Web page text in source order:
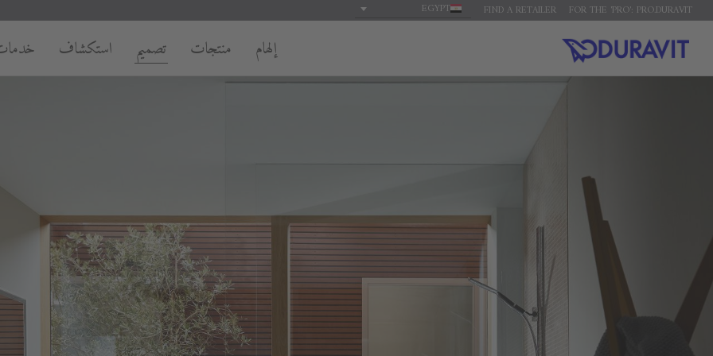
FOR THE 'PRO': PRO.DURAVIT
FIND A RETAILER
EGYPT
إلهام منتجات تصميم استكشاف